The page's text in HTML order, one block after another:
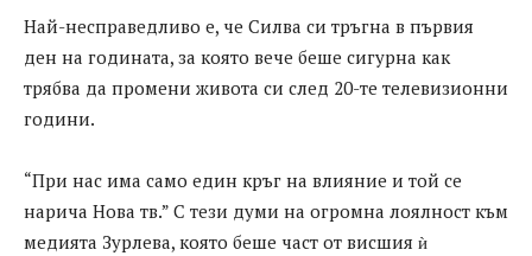
Най-несправедливо е, че Силва си тръгна в първия
ден на годината, за която вече беше сигурна как
трябва да промени живота си след 20-те телевизионни
години.
“При нас има само един кръг на влияние и той се
нарича Нова тв.” С тези думи на огромна лоялност към
медията Зурлева, която беше част от висшия ѝ